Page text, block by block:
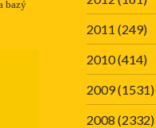
bazý
2011 (249)
2010(414)
2009(1531)
2008 (2332)